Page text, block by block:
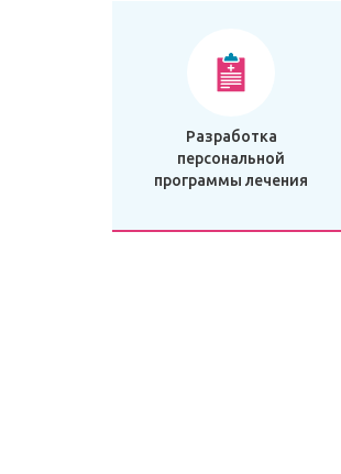
Разработка
персональной
программы лечения